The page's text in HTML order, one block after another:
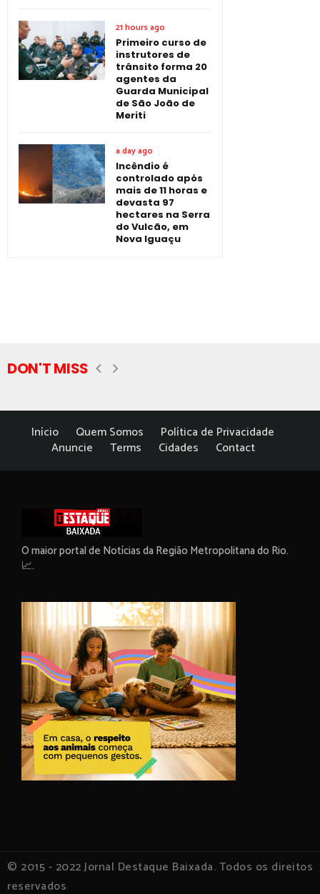
21 hours ago
Primeiro curso de
instrutores de
trânsito forma 20
agentes da
Guarda Municipal
de São João de
Meriti
a day ago
Incêndio é
controlado após
mais de 11 horas e
devasta 97
hectares na Serra
do Vulcão, em
Nova Iguaçu
DON'T MISS
Início Quem Somos
Política de Privacidade
Anuncie
Terms Cidades Contact
O maior portal de Notícias da Região Metropolitana do Rio.
📈.
© 2015 - 2022 Jornal Destaque Baixada. Todos os direitos
reservados